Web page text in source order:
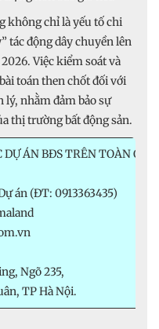
không chỉ là yếu tố chi
tác động dây chuyền lên
Việc kiểm soát và
toán then chốt đối với
lý, nhằm đảm bảo sự
thị trường bất động sản.
ÁN BĐS TRÊN TOÀN
án (ĐT: 0913363435)
Ngõ 235,
TP Hà Nội.